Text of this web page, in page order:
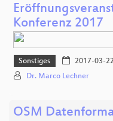
Konferenz 2017
Sonstiges 2017-03-
Dr. Marco Lechner
OSM